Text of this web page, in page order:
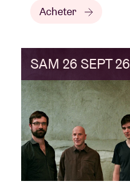
Acheter
SAM 26 SEPT 26